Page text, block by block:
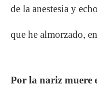
de la anestesia y
que he almorzado,
Por la nariz muere